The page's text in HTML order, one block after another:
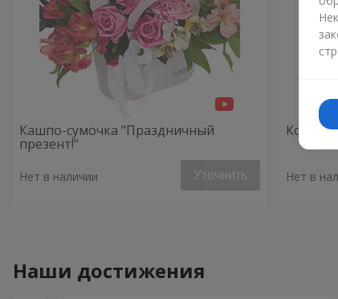
Кашпо-сумочка "Праздничный
презент!"
Нет в наличии Уточнить Нет в
Наши достижения